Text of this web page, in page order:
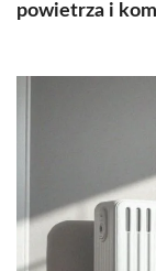
powietrza i